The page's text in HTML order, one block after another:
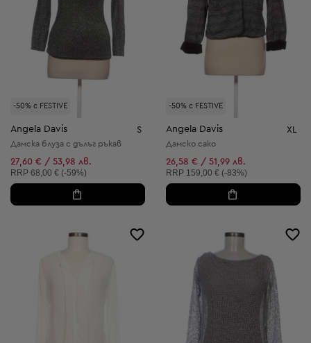
-50% с FESTIVE
Angela Davis S
Дамска блуза с дълъг ръкав
27,60 € / 53,98 лв.
Препоръчителна цена:
RRP 68,00 € (-59%)
-50% с FESTIVE
Angela Davis XL
Дамско сако
26,58 € / 51,99 лв.
Препоръчителна цена:
RRP 159,00 € (-83%)